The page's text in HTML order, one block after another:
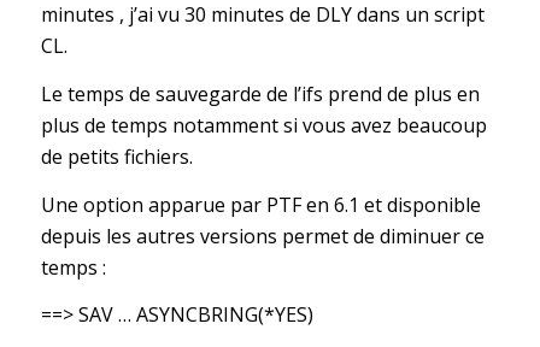
minutes , j’ai vu 30 minutes de DLY dans un script
CL.
Le temps de sauvegarde de l’ifs prend de plus en
plus de temps notamment si vous avez beaucoup
de petits fichiers.
Une option apparue par PTF en 6.1 et disponible
depuis les autres versions permet de diminuer ce
temps :
==> SAV … ASYNCBRING(*YES)